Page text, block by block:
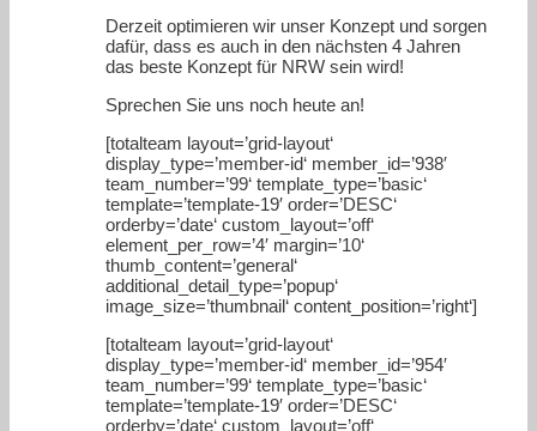
Derzeit optimieren wir unser Konzept und sorgen
dafür, dass es auch in den nächsten 4 Jahren
das beste Konzept für NRW sein wird!
Sprechen Sie uns noch heute an!
[totalteam layout=’grid-layout‘
display_type=’member-id‘ member_id=’938′
team_number=’99‘ template_type=’basic‘
template=’template-19′ order=’DESC‘
orderby=’date‘ custom_layout=’off‘
element_per_row=’4′ margin=’10‘
thumb_content=’general‘
additional_detail_type=’popup‘
image_size=’thumbnail‘ content_position=’right‘]
[totalteam layout=’grid-layout‘
display_type=’member-id‘ member_id=’954′
team_number=’99‘ template_type=’basic‘
template=’template-19′ order=’DESC‘
orderby=’date‘ custom_layout=’off‘